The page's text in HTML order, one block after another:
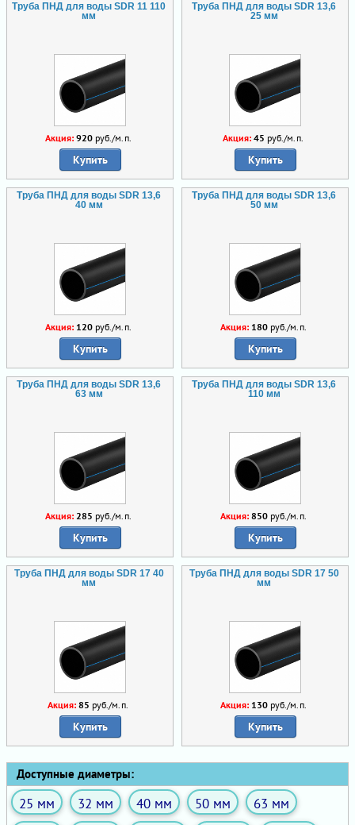
Труба ПНД для воды SDR 11 110
мм
Акция: 920руб./м.п.
Купить
Труба ПНД для воды SDR 13,6
25 мм
Акция: 45 руб./м.п.
Купить
Труба ПНД для воды SDR 13,6
40 мм
Акция: 120руб./м.п.
Купить
Труба ПНД для воды SDR 13,6
50 мм
Акция: 180руб./м.п.
Купить
Труба ПНД для воды SDR 13,6
63 мм
Акция: 285 руб./м.п.
Купить
Труба ПНД для воды SDR 13,6
110 мм
Акция: 850руб./м.п.
Купить
Труба ПНД для воды SDR 17 40
мм
Акция: 85 руб./м.п.
Купить
Труба ПНД для воды SDR 17 50
мм
Акция: 130руб./м.п.
Купить
Доступные диаметры:
25 мм 32 мм 40 мм 50 мм
63 мм